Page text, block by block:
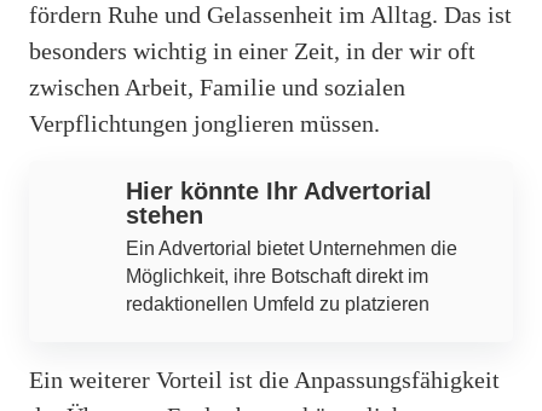
fördern Ruhe und Gelassenheit im Alltag. Das ist
besonders wichtig in einer Zeit, in der wir oft
zwischen Arbeit, Familie und sozialen
Verpflichtungen jonglieren müssen.
Hier könnte Ihr Advertorial
stehen
Ein Advertorial bietet Unternehmen die
Möglichkeit, ihre Botschaft direkt im
redaktionellen Umfeld zu platzieren
Ein weiterer Vorteil ist die Anpassungsfähigkeit